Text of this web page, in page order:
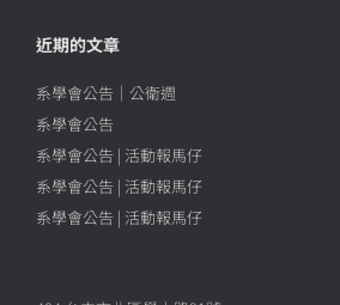
近期的文章
系學會公告｜公衛週
系學會公告
系學會公告 | 活動報馬仔
系學會公告 | 活動報馬仔
系學會公告 | 活動報馬仔